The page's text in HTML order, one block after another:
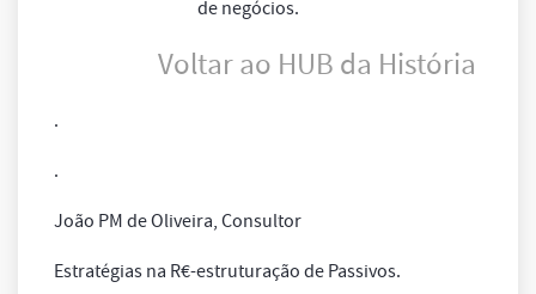
de negócios.
Voltar ao HUB da História
.
.
João PM de Oliveira, Consultor
Estratégias na R€-estruturação de Passivos.